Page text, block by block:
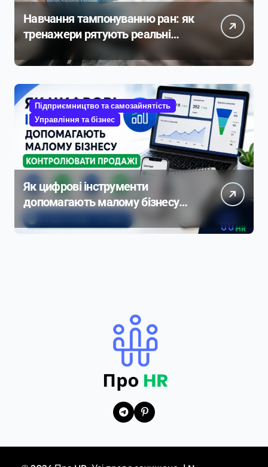
Навчання тампонуванню ран: як
тренажери рятують реальні
життя
Підприємництво та самозайнятість
Управління та бізнес
Як цифрові інструменти
допомагають малому бізнесу
контролювати продажі